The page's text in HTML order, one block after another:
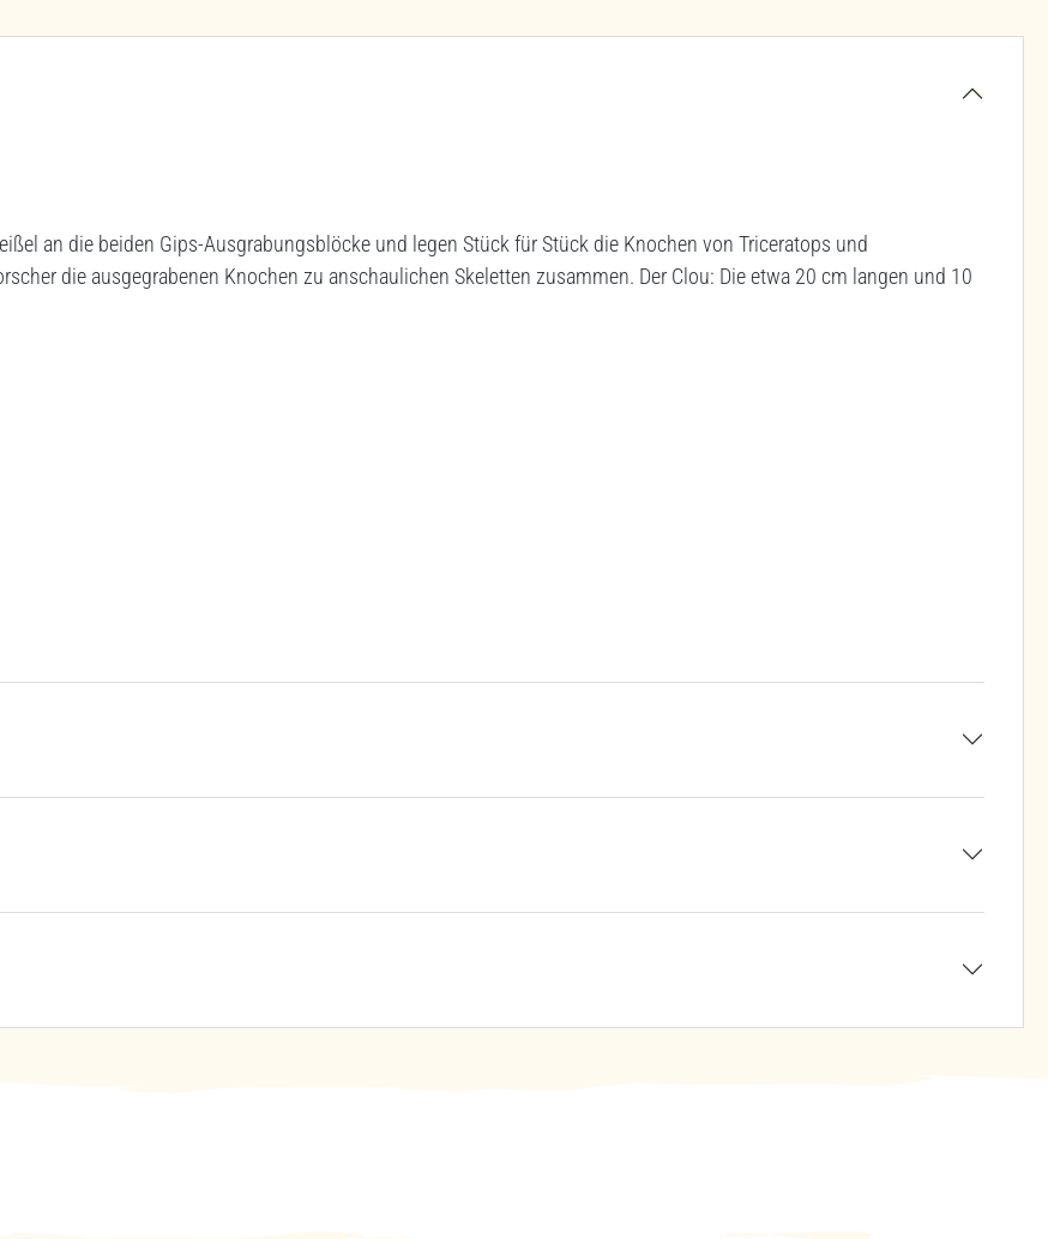
an die beiden Gips-Ausgrabungsblöcke und legen Stück für Stück die Knochen von Triceratops und
die ausgegrabenen Knochen zu anschaulichen Skeletten zusammen. Der Clou: Die etwa 20 cm langen und 10